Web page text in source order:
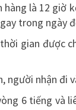
là 12 giờ
trong ngày
gian được
người nhận đi
6 tiếng và